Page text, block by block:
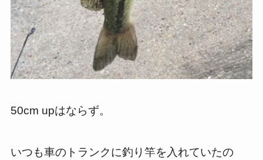
50cm upはならず。
いつも車のトランクに釣り竿を入れていたの